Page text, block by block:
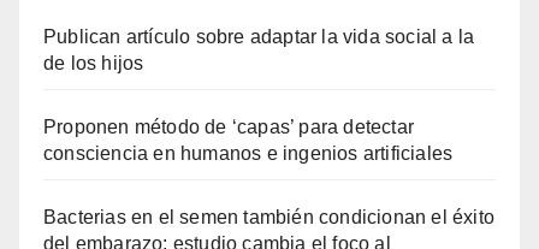
Publican artículo sobre adaptar la vida social a la
de los hijos
Proponen método de ‘capas’ para detectar
consciencia en humanos e ingenios artificiales
Bacterias en el semen también condicionan el éxito
del embarazo: estudio cambia el foco al